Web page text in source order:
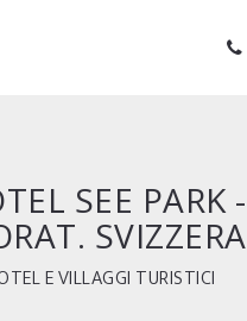
SEE PARK -
SVIZZERA
E VILLAGGI TURISTICI